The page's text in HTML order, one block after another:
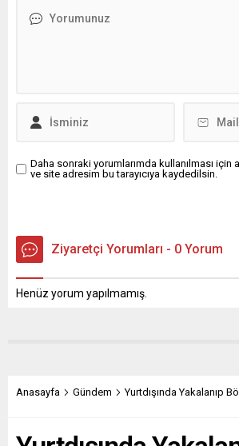
Bulut, Adana İl
hedefi...
Daha sonraki yorumlarımda kullanılması için
ve site adresim bu tarayıcıya kaydedilsin.
Ziyaretçi Yorumları - 0 Yorum
Henüz yorum yapılmamış.
Anasayfa Gündem Yurtdışında Yakalanıp